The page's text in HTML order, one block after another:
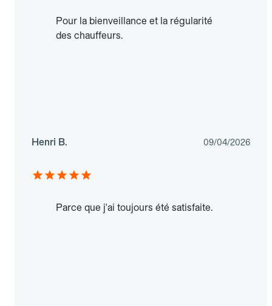
Pour la bienveillance et la régularité
des chauffeurs.
Henri B. 09/04/2026
Parce que j'ai toujours été satisfaite.